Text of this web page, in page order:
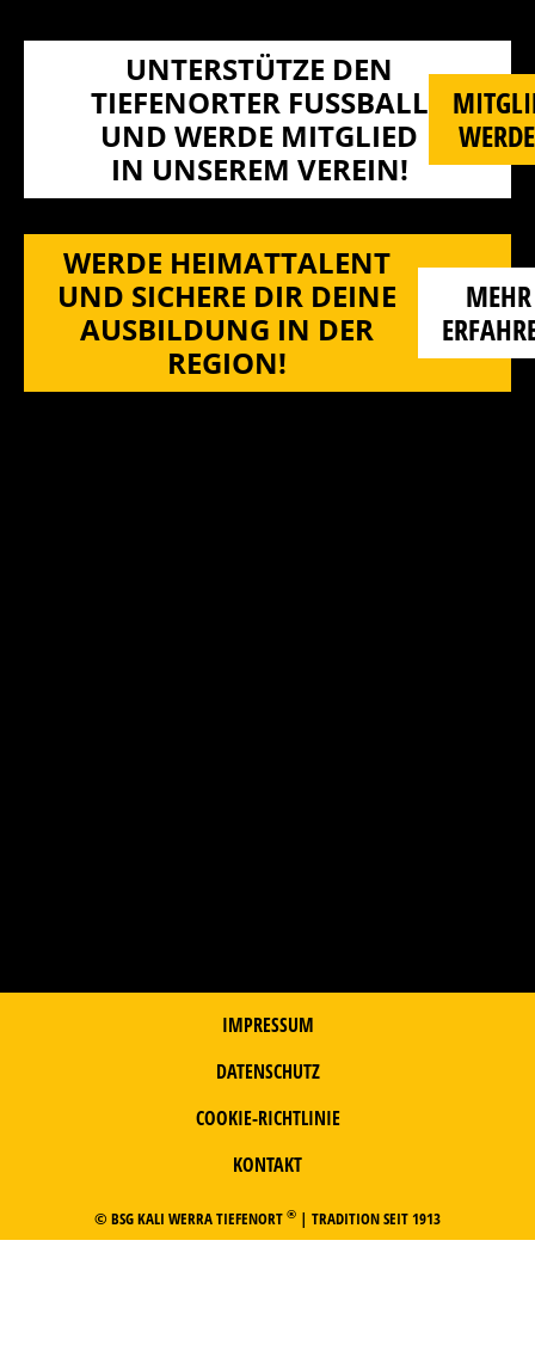
UNTERSTÜTZE DEN
TIEFENORTER FUSSBALL U
ND WERDE MITGLIED I
N UNSEREM VEREIN!
WERDE HEIMATTALENT
UND SICHERE DIR DEINE
AUSBILDUNG IN DER
REGION!
MEHR
IMPRESSUM
DATENSCHUTZ
COOKIE-RICHTLINIE
KONTAKT
© BSG KALI WERRA TIEFENORT ® | TRADITION SEIT 1913